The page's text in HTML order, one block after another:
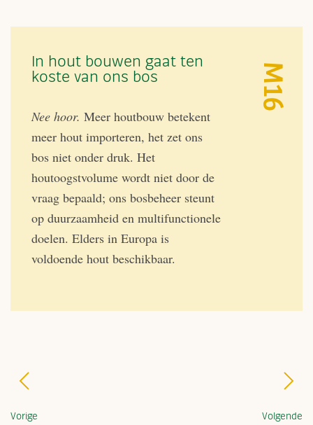
In hout bouwen gaat ten
koste van ons bos
Nee hoor. Meer houtbouw betekent
meer hout importeren, het zet ons
bos niet onder druk. Het
houtoogstvolume wordt niet door de
vraag bepaald; ons bosbeheer steunt
op duurzaamheid en multifunctionele
doelen. Elders in Europa is
voldoende hout beschikbaar.
M16
Vorige Volgende